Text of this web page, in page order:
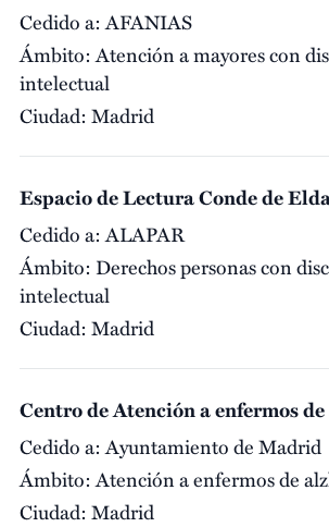
Cedido a:AFANIAS
Ámbito:Atención a mayores con
intelectual
Ciudad: Madrid
Espacio de Lectura Conde de
Cedido a:ALAPAR
Ámbito: Derechos personas con
intelectual
Ciudad: Madrid
Centro de Atención a enfermos
Cedido a:Ayuntamiento de Madrid
Ámbito:Atención a enfermos de
Ciudad: Madrid